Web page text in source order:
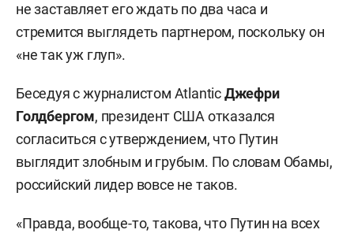
не заставляет его ждать по два часа и
стремится выглядеть партнером, поскольку он
«не так уж глуп».
Беседуя с журналистом AtlanticДжефри
Голдбергом, президент США отказался
согласиться с утверждением, что Путин
выглядит злобным и грубым. По словам Обамы,
российский лидер вовсе не таков.
«Правда, вообще-то, такова, что Путин на всех